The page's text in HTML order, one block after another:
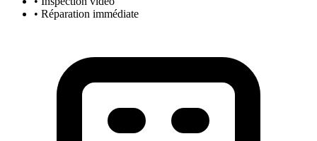
• Réparation immédiate